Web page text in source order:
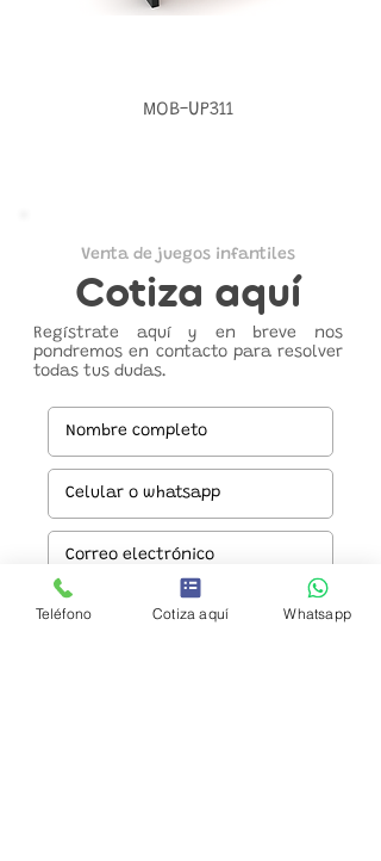
MOB-UP311
Venta de juegos infantiles
Cotiza aquí
Regístrate aquí y en breve nos
pondremos en contacto para resolver
todas tus dudas.
Teléfono Cotiza aquí Whatsapp